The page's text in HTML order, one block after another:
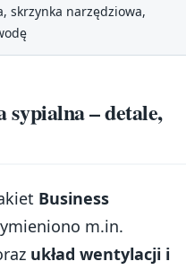
skrzynka narzędziowa,
– detale,
Business
m.in.
układ wentylacji i